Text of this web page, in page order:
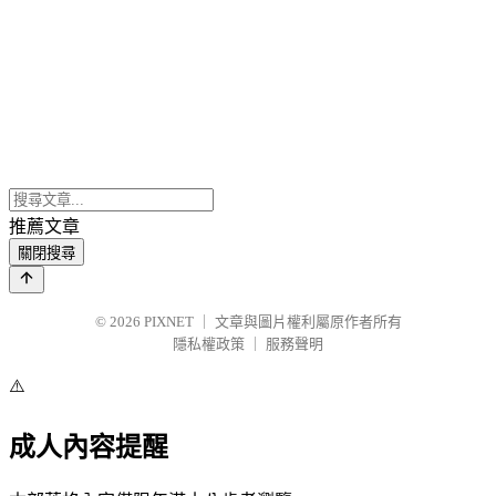
推薦文章
關閉搜尋
© 2026 PIXNET
文章與圖片權利屬原作者所有
隱私權政策
服務聲明
⚠️
成人內容提醒